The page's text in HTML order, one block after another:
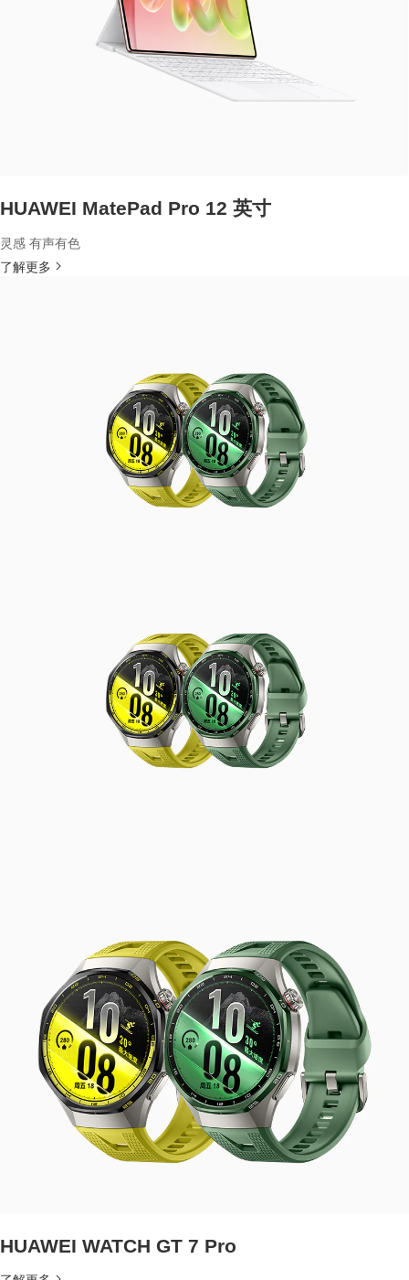
HUAWEI MatePad Pro 12 英寸
灵感 有声有色
了解更多
HUAWEI WATCH GT 7 Pro